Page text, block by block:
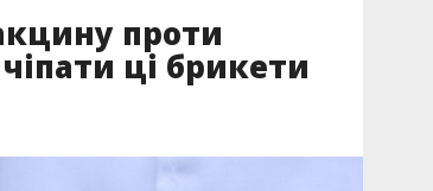
проти
ці брикети